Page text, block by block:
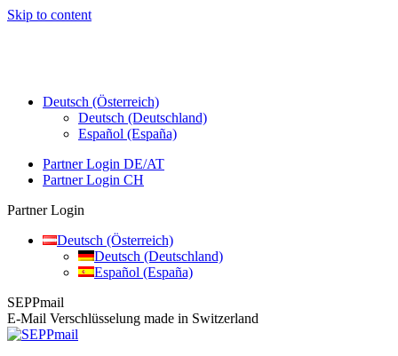
Skip to content
Deutsch (Österreich)
Deutsch (Deutschland)
Español (España)
Partner Login DE/AT
Partner Login CH
Partner Login
Deutsch (Österreich)
Deutsch (Deutschland)
Español (España)
SEPPmail
E-Mail Verschlüsselung made in Switzerland